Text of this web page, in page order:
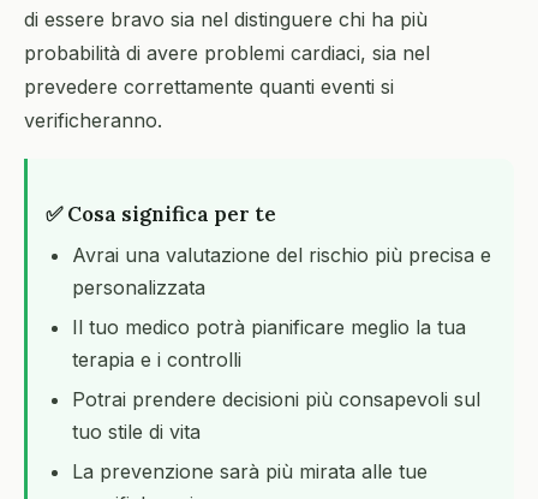
di essere bravo sia nel distinguere chi ha più
probabilità di avere problemi cardiaci, sia nel
prevedere correttamente quanti eventi si
verificheranno.
✅ Cosa significa per te
Avrai una valutazione del rischio più precisa e
personalizzata
Il tuo medico potrà pianificare meglio la tua
terapia e i controlli
Potrai prendere decisioni più consapevoli sul
tuo stile di vita
La prevenzione sarà più mirata alle tue